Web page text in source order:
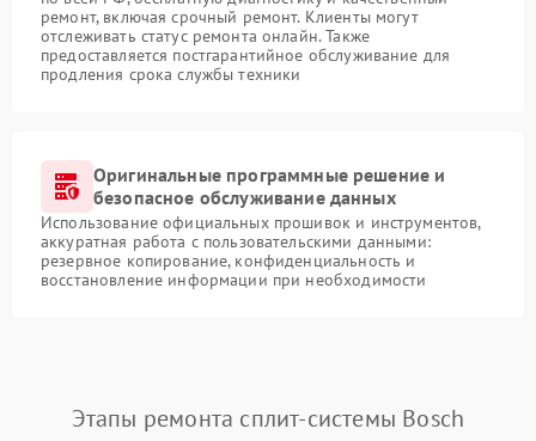
ремонт, включая срочный ремонт. Клиенты могут
отслеживать статус ремонта онлайн. Также
предоставляется постгарантийное обслуживание для
продления срока службы техники
Оригинальные программные решение и
безопасное обслуживание данных
Использование официальных прошивок и инструментов,
аккуратная работа с пользовательскими данными:
резервное копирование, конфиденциальность и
восстановление информации при необходимости
Этапы ремонта сплит-системы Bosch